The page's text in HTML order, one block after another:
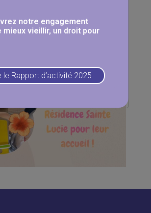
notre engagement
mieux vieillir, un droit pour
le Rapport d’activité 2025